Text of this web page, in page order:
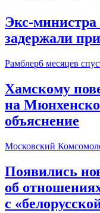
Экс-
задержали
Рамблер6 месяцев
Хамскому
на
объяснение
Московский
Появились
об
с